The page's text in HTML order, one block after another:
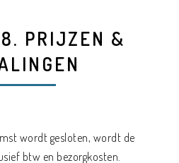
PRIJZEN &
wordt gesloten, wordt de
btw en bezorgkosten.